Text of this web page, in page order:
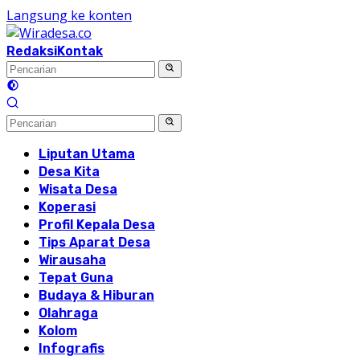
Langsung ke konten
RedaksiKontak
Liputan Utama
Desa Kita
Wisata Desa
Koperasi
Profil Kepala Desa
Tips Aparat Desa
Wirausaha
Tepat Guna
Budaya & Hiburan
Olahraga
Kolom
Infografis